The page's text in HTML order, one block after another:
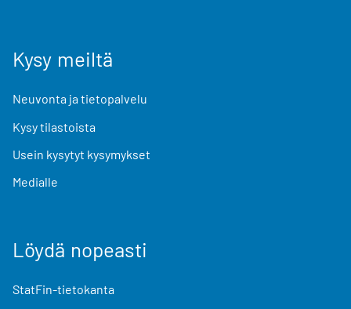
Kysy meiltä
Neuvonta ja tietopalvelu
Kysy tilastoista
Usein kysytyt kysymykset
Medialle
Löydä nopeasti
StatFin-tietokanta